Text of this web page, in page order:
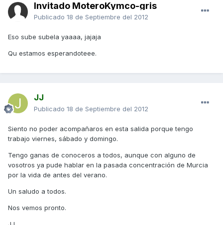
Invitado MoteroKymco-gris
Publicado 18 de Septiembre del 2012
Eso sube subela yaaaa, jajaja
Qu estamos esperandoteee.
JJ
Publicado 18 de Septiembre del 2012
Siento no poder acompañaros en esta salida porque tengo
trabajo viernes, sábado y domingo.
Tengo ganas de conoceros a todos, aunque con alguno de
vosotros ya pude hablar en la pasada concentración de Murcia
por la vida de antes del verano.
Un saludo a todos.
Nos vemos pronto.